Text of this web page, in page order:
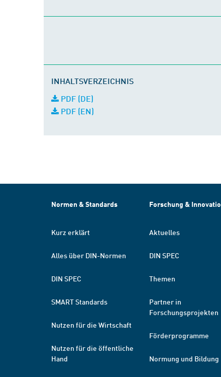
INHALTSVERZEICHNIS
PDF (DE)
PDF (EN)
Normen & Standards
Kurz erklärt
Alles über DIN-Normen
DIN SPEC
SMART Standards
Nutzen für die Wirtschaft
Nutzen für die öffentliche
Hand
Forschung &
Aktuelles
DIN SPEC
Themen
Partner in
Forschungsprojekten
Förderprogramme
Normung und Bildung